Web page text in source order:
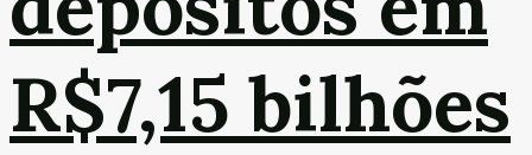
R$7,15 bilhões